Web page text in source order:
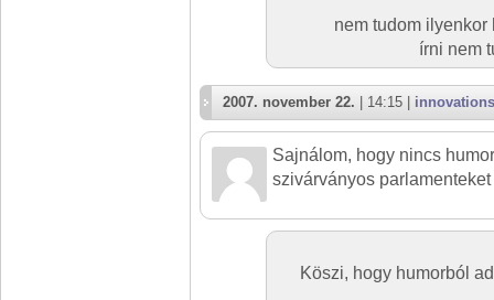
nem tudom ilyenkor
írni nem
2007. november 22. | 14:15 | innovations
Sajnálom, hogy nincs
szivárványos
Köszi, hogy humorból